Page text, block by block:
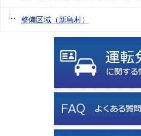
整備区域（新島村）